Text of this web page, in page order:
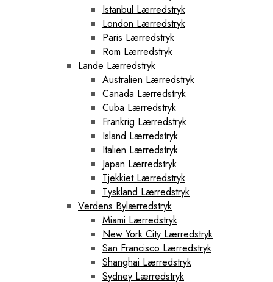
Istanbul Lærredstryk
London Lærredstryk
Paris Lærredstryk
Rom Lærredstryk
Lande Lærredstryk
Australien Lærredstryk
Canada Lærredstryk
Cuba Lærredstryk
Frankrig Lærredstryk
Island Lærredstryk
Italien Lærredstryk
Japan Lærredstryk
Tjekkiet Lærredstryk
Tyskland Lærredstryk
Verdens Bylærredstryk
Miami Lærredstryk
New York City Lærredstryk
San Francisco Lærredstryk
Shanghai Lærredstryk
Sydney Lærredstryk